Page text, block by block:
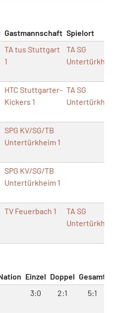
Gastmannschaft Spielort
TA tus Stuttgart
1
TA SG
HTC Stuttgarter-
Kickers 1
TA SG
SPG KV/SG/TB
Untertürkheim 1
SPG KV/SG/TB
Untertürkheim 1
TV Feuerbach 1
TA SG
Einzel Doppel Gesamt
3:0 2:1 5:1